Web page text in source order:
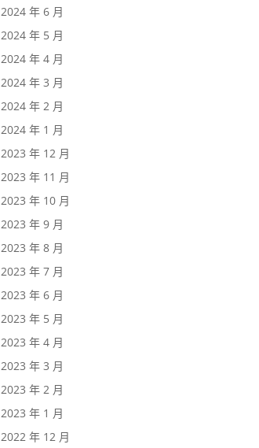
2024 年 6 月
2024 年 5 月
2024 年 4 月
2024 年 3 月
2024 年 2 月
2024 年 1 月
2023 年 12 月
2023 年 11 月
2023 年 10 月
2023 年 9 月
2023 年 8 月
2023 年 7 月
2023 年 6 月
2023 年 5 月
2023 年 4 月
2023 年 3 月
2023 年 2 月
2023 年 1 月
2022 年 12 月